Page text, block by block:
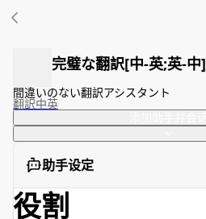
完璧な翻訳[中-英;英-中]
間違いのない翻訳アシスタント
翻訳中英
助手设定
役割